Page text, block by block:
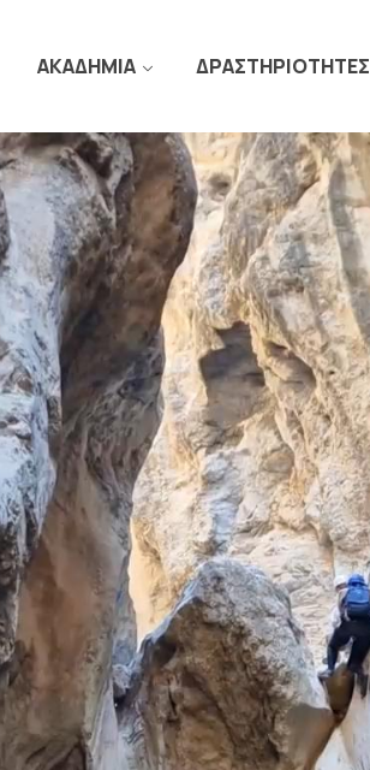
ΑΚΑΔΗΜΙΑ ΔΡΑΣΤΗΡΙΟΤΗΤΕΣ